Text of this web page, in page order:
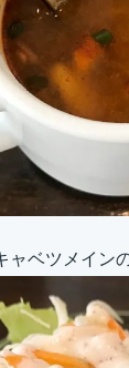
ャベツメイン